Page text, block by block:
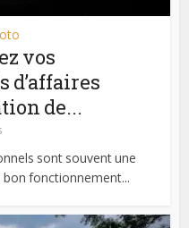
vos
d’affaires
de...
sont souvent une
fonctionnement...